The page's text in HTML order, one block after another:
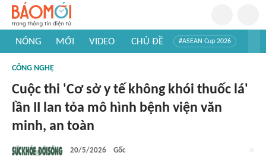
NÓNG MỚI VIDEO CHỦ ĐỀ #ASEAN Cup 2026
#Khám phá thế giới
CÔNG NGHỆ
Cuộc thi 'Cơ sở y tế không khói thuốc lá'
lần II lan tỏa mô hình bệnh viện văn
minh, an toàn
20/5/2026 Gốc